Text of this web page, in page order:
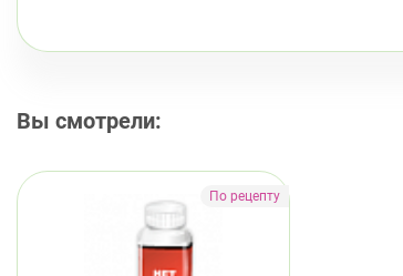
Вы смотрели: